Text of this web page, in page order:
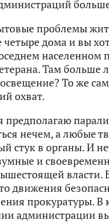
проблемы
дома и вы
населенном
Там больше
То же
охват.
предполагаю
нечем, а любые
стук в органы. И
и
власти.
движения
прокуратуры.
администрации